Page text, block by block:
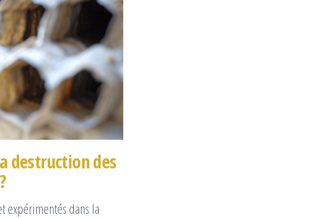
destruction des
expérimentés dans la